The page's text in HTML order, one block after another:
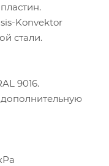
Konvektor
стали.
9016.
дополнительную